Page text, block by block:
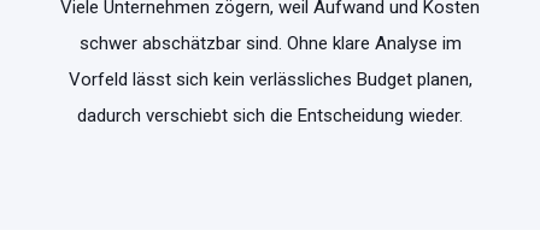
Viele Unternehmen zögern, weil Aufwand und Kosten
schwer abschätzbar sind. Ohne klare Analyse im
Vorfeld lässt sich kein verlässliches Budget planen,
dadurch verschiebt sich die Entscheidung wieder.